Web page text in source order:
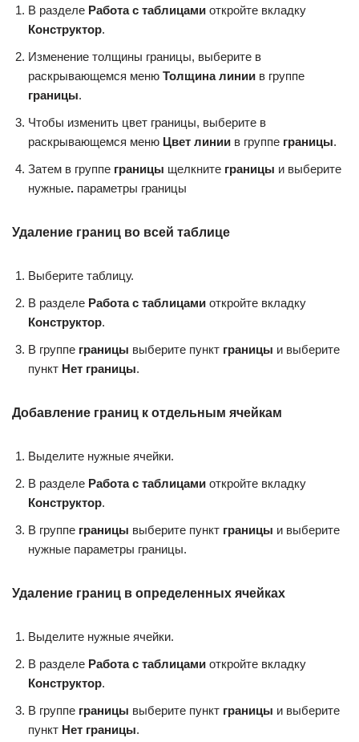
В разделе Работа с таблицами откройте вкладку
Конструктор.
Изменение толщины границы, выберите в
раскрывающемся меню Толщина линии в группе
границы.
Чтобы изменить цвет границы, выберите в
раскрывающемся меню Цвет линии в группе границы.
Затем в группе границы щелкните границы и выберите
нужные. параметры границы
Удаление границ во всей таблице
Выберите таблицу.
В разделе Работа с таблицами откройте вкладку
Конструктор.
В группе границы выберите пункт границы и выберите
пункт Нет границы.
Добавление границ к отдельным ячейкам
Выделите нужные ячейки.
В разделе Работа с таблицами откройте вкладку
Конструктор.
В группе границы выберите пункт границы и выберите
нужные параметры границы.
Удаление границ в определенных ячейках
Выделите нужные ячейки.
В разделе Работа с таблицами откройте вкладку
Конструктор.
В группе границы выберите пункт границы и выберите
пункт Нет границы.